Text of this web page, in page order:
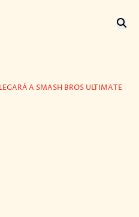
A SMASH BROS ULTIMATE